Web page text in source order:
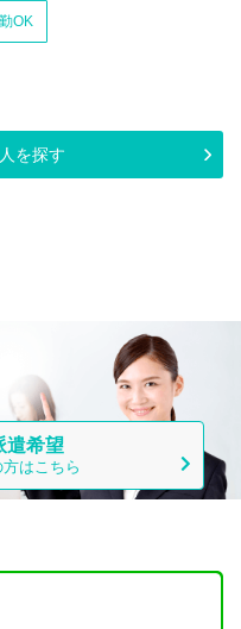
OK
を探す
遣希望
方はこちら